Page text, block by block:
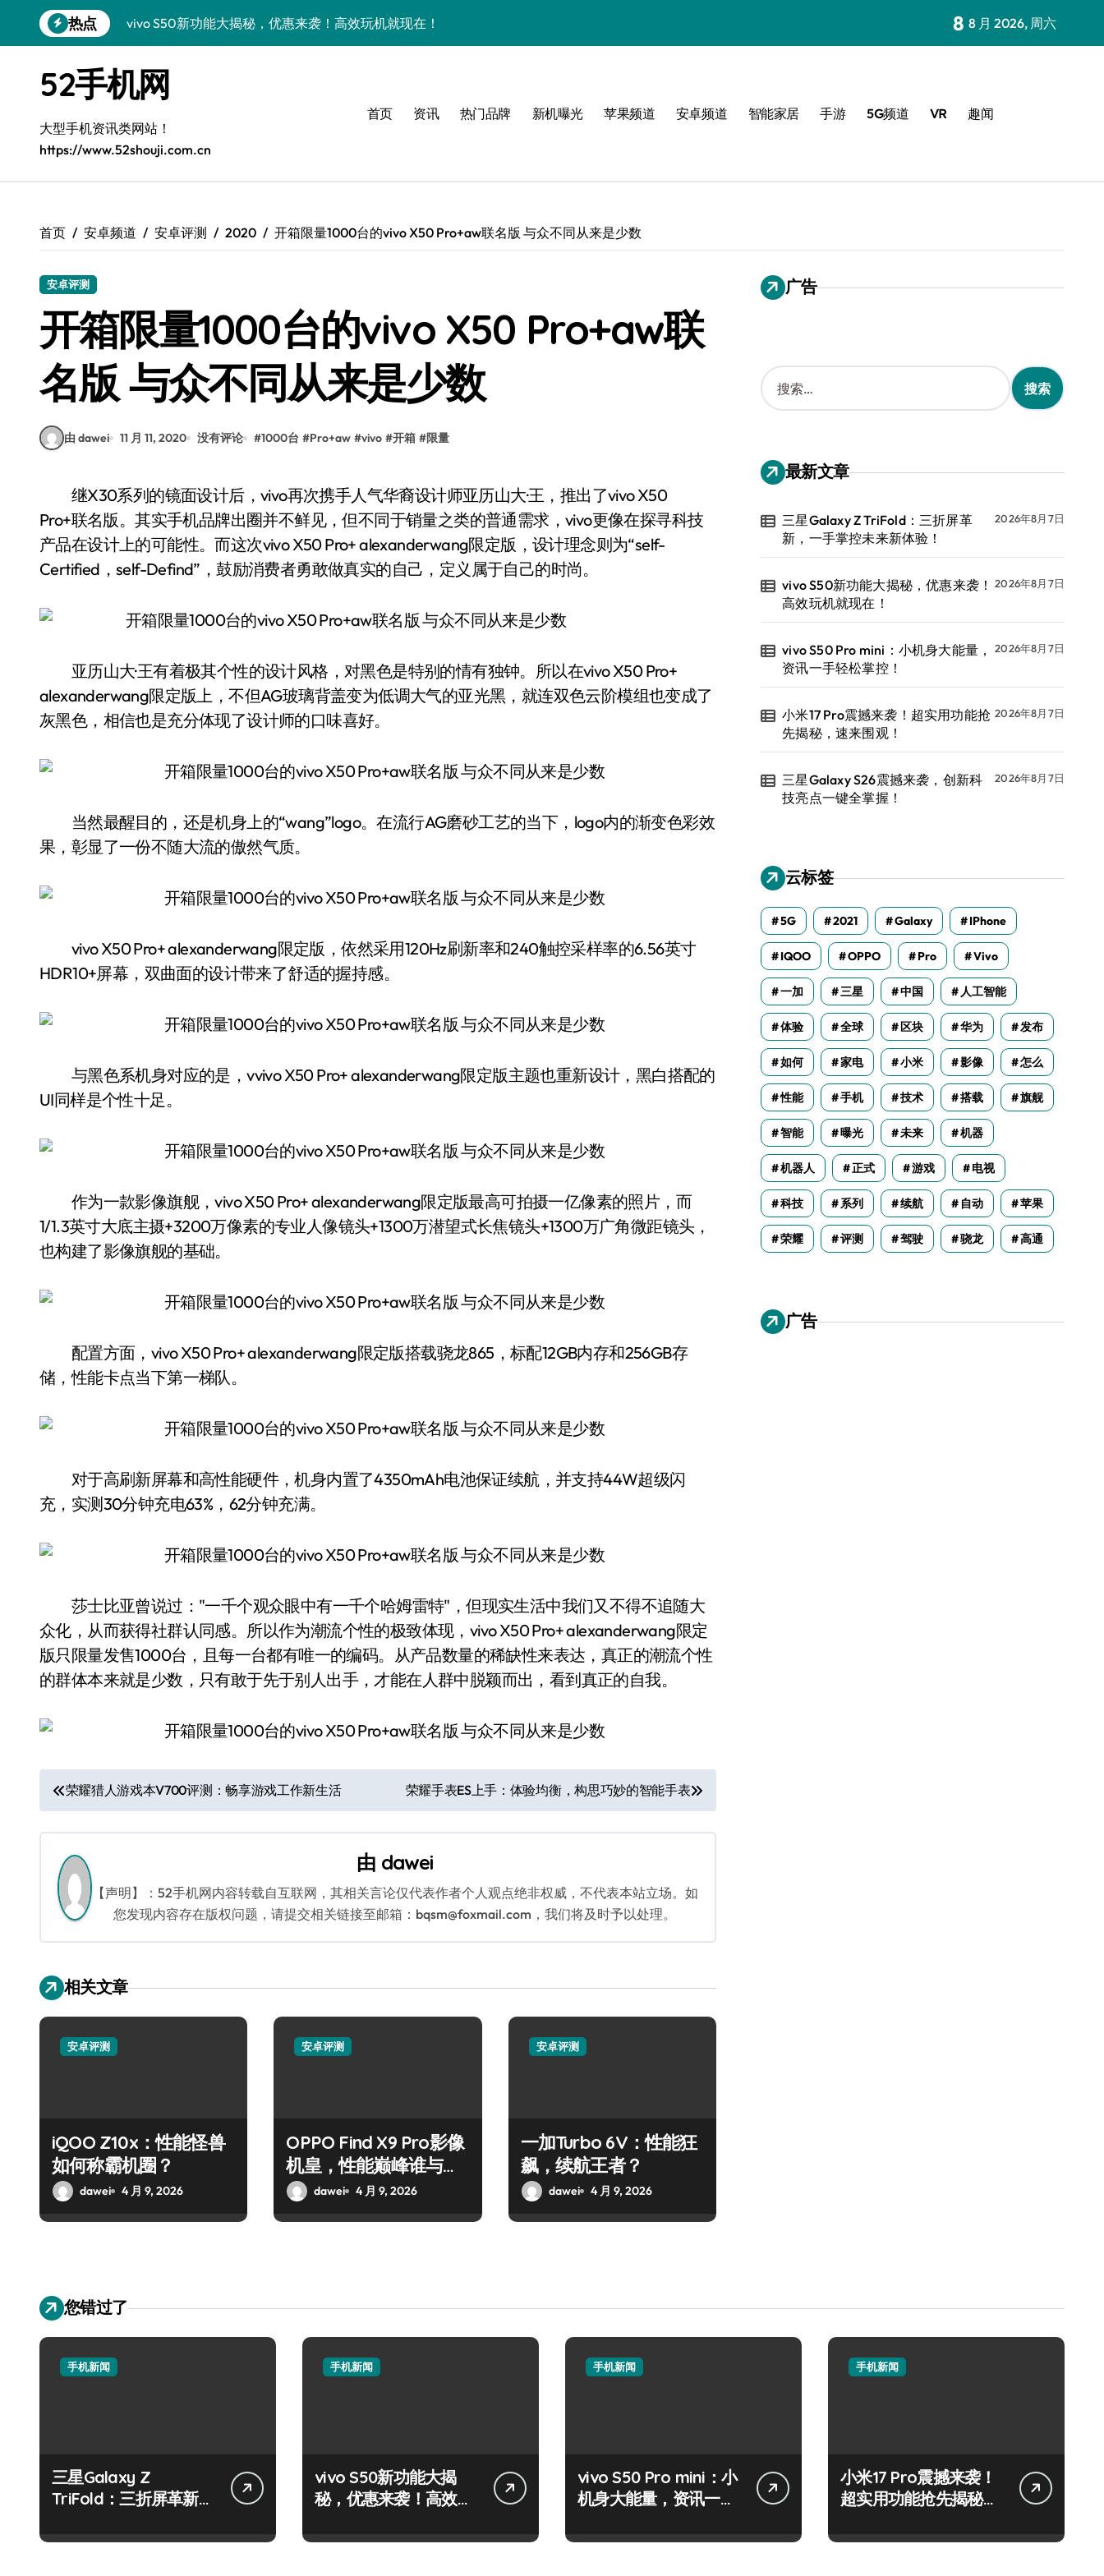
到
热点
vivo S50新功能大揭秘，优惠来袭！高效玩机就现在！
小米17 Pro震撼来袭！超实用功能抢先揭秘，速来围观！
三星Galaxy S26震撼来袭，创新科技亮点一键全掌握！
Galaxy S25 Ultra颜值封神！定制主题潮爆了！
Galaxy S24+惊艳上市，秒变手机美学高手！
Galaxy A56 5G登场，时尚旗舰新体验！
三星Galaxy Z TriFold：三折屏革新，一手掌控未来新体验！
8 8 月 2026, 周六
52手机网
大型手机资讯类网站！
https://www.52shouji.com.cn
首页 资讯 热门品牌 新机曝光 苹果频道 安卓频道 智能家居 手游 5G频道 VR 趣闻
首页 安卓频道 安卓评测 2020 开箱限量1000台的vivo X50 Pro+aw联名版 与众不同从来是少数
安卓评测
开箱限量1000台的vivo X50 Pro+aw联
名版 与众不同从来是少数
由 dawei 11 月 11, 2020 没有评论 #1000台 #Pro+aw #vivo #开箱 #限量
继X30系列的镜面设计后，vivo再次携手人气华裔设计师亚历山大·王，推出了vivo X50
Pro+联名版。其实手机品牌出圈并不鲜见，但不同于销量之类的普通需求，vivo更像在探寻科技
产品在设计上的可能性。而这次vivo X50 Pro+ alexanderwang限定版，设计理念则为“self-
Certified，self-Defind”，鼓励消费者勇敢做真实的自己，定义属于自己的时尚。
亚历山大·王有着极其个性的设计风格，对黑色是特别的情有独钟。所以在vivo X50 Pro+
alexanderwang限定版上，不但AG玻璃背盖变为低调大气的亚光黑，就连双色云阶模组也变成了
灰黑色，相信也是充分体现了设计师的口味喜好。
当然最醒目的，还是机身上的“wang”logo。在流行AG磨砂工艺的当下，logo内的渐变色彩效
果，彰显了一份不随大流的傲然气质。
vivo X50 Pro+ alexanderwang限定版，依然采用120Hz刷新率和240触控采样率的6.56英寸
HDR10+屏幕，双曲面的设计带来了舒适的握持感。
与黑色系机身对应的是，vvivo X50 Pro+ alexanderwang限定版主题也重新设计，黑白搭配的
UI同样是个性十足。
作为一款影像旗舰，vivo X50 Pro+ alexanderwang限定版最高可拍摄一亿像素的照片，而
1/1.3英寸大底主摄+3200万像素的专业人像镜头+1300万潜望式长焦镜头+1300万广角微距镜头，
也构建了影像旗舰的基础。
配置方面，vivo X50 Pro+ alexanderwang限定版搭载骁龙865，标配12GB内存和256GB存
储，性能卡点当下第一梯队。
对于高刷新屏幕和高性能硬件，机身内置了4350mAh电池保证续航，并支持44W超级闪
充，实测30分钟充电63%，62分钟充满。
莎士比亚曾说过："一千个观众眼中有一千个哈姆雷特"，但现实生活中我们又不得不追随大
众化，从而获得社群认同感。所以作为潮流个性的极致体现，vivo X50 Pro+ alexanderwang限定
版只限量发售1000台，且每一台都有唯一的编码。从产品数量的稀缺性来表达，真正的潮流个性
的群体本来就是少数，只有敢于先于别人出手，才能在人群中脱颖而出，看到真正的自我。
文
章
导
航
荣耀猎人游戏本V700评测：畅享游戏工作新生活 荣耀手表ES上手：体验均衡，构思巧妙的智能手表
由 dawei
【声明】：52手机网内容转载自互联网，其相关言论仅代表作者个人观点绝非权威，不代表本站立场。如
您发现内容存在版权问题，请提交相关链接至邮箱：bqsm@foxmail.com，我们将及时予以处理。
相关文章
安卓评测
iQOO Z10x：性能怪兽
如何称霸机圈？
dawei 4 月 9, 2026
安卓评测
OPPO Find X9 Pro影像
机皇，性能巅峰谁与争
锋？dawei 4 月 9, 2026
安卓评测
一加Turbo 6V：性能狂
飙，续航王者？
dawei 4 月 9, 2026
广告
搜
索
：
最新文章
三星Galaxy Z TriFold：三折屏革
新，一手掌控未来新体验！
2026年8月7日
vivo S50新功能大揭秘，优惠来袭！
高效玩机就现在！
2026年8月7日
vivo S50 Pro mini：小机身大能量，
资讯一手轻松掌控！
2026年8月7日
小米17 Pro震撼来袭！超实用功能抢
先揭秘，速来围观！
2026年8月7日
三星Galaxy S26震撼来袭，创新科
技亮点一键全掌握！
2026年8月7日
云标签
5G 2021 Galaxy IPhone
IQOO OPPO Pro Vivo
一加 三星 中国 人工智能
体验 全球 区块 华为 发布
如何 家电 小米 影像 怎么
性能 手机 技术 搭载 旗舰
智能 曝光 未来 机器
机器人 正式 游戏 电视
科技 系列 续航 自动 苹果
荣耀 评测 驾驶 骁龙 高通
广告
您错过了
手机新闻
三星Galaxy Z
TriFold：三折屏革新，
手机新闻
vivo S50新功能大揭
秘，优惠来袭！高效玩
手机新闻
vivo S50 Pro mini：小
机身大能量，资讯一手
手机新闻
小米17 Pro震撼来袭！
超实用功能抢先揭秘，